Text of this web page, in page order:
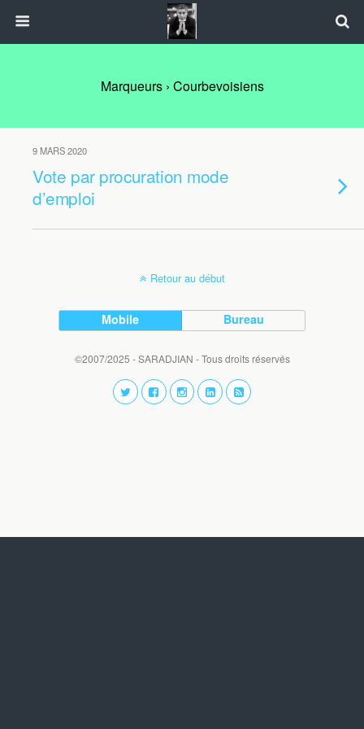
Marqueurs › Courbevoisiens
9 MARS 2020
Vote par procuration mode
d’emploi
Retour au début
Mobile Bureau
©2007/2025 - SARADJIAN - Tous droits réservés